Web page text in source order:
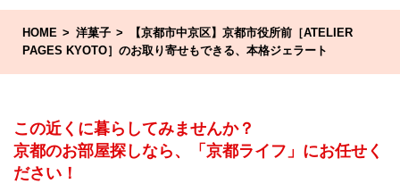
HOME 洋菓子
【京都市中京区】京都市役所前［ATELIER
PAGES KYOTO］のお取り寄せもできる、本格ジェラート
この近くに暮らしてみませんか？
京都のお部屋探しなら、「京都ライフ」にお任せく
ださい！